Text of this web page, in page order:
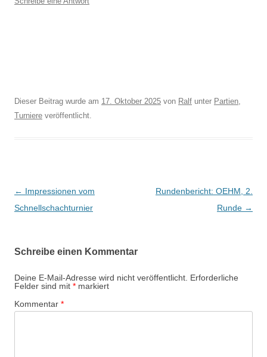
Dieser Beitrag wurde am 17. Oktober 2025 von Ralf unter Partien,
Turniere veröffentlicht.
Beitragsnavigation
← Impressionen vom
Schnellschachturnier
Rundenbericht: OEHM, 2.
Runde →
Schreibe einen Kommentar
Deine E-Mail-Adresse wird nicht veröffentlicht. Erforderliche
Felder sind mit * markiert
Kommentar *